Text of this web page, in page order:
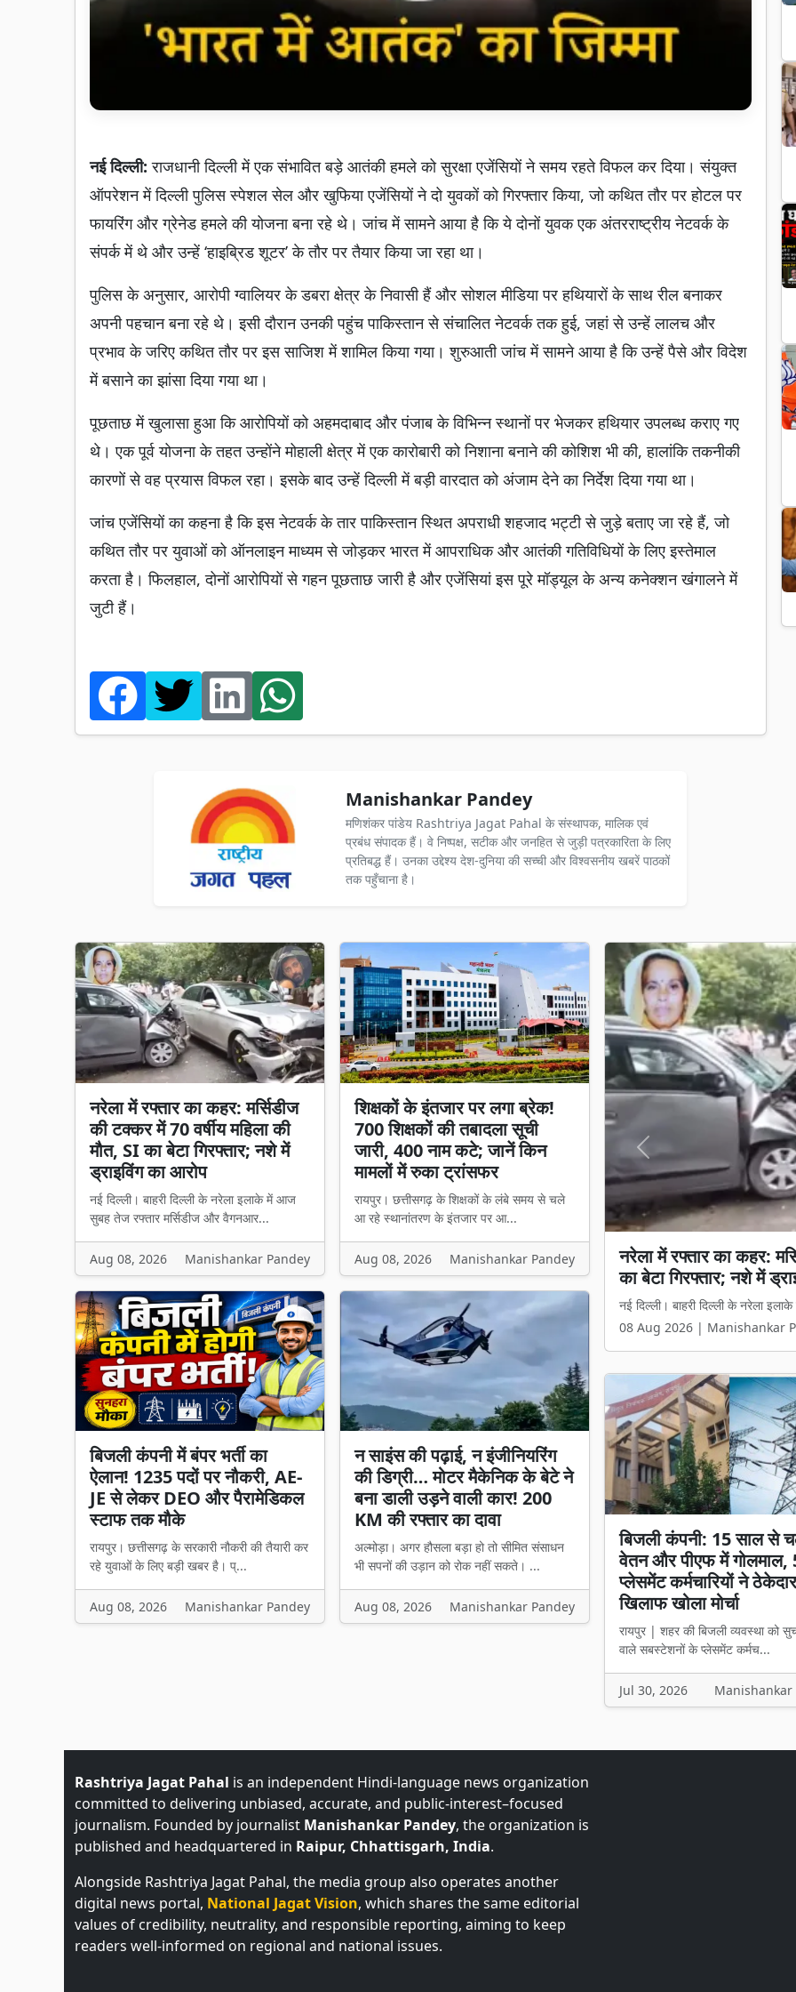
नई दिल्ली: राजधानी दिल्ली में एक संभावित बड़े आतंकी हमले को सुरक्षा एजेंसियों ने समय रहते विफल कर दिया। संयुक्त
ऑपरेशन में दिल्ली पुलिस स्पेशल सेल और खुफिया एजेंसियों ने दो युवकों को गिरफ्तार किया, जो कथित तौर पर होटल पर
फायरिंग और ग्रेनेड हमले की योजना बना रहे थे। जांच में सामने आया है कि ये दोनों युवक एक अंतरराष्ट्रीय नेटवर्क के
संपर्क में थे और उन्हें ‘हाइब्रिड शूटर’ के तौर पर तैयार किया जा रहा था।
पुलिस के अनुसार, आरोपी ग्वालियर के डबरा क्षेत्र के निवासी हैं और सोशल मीडिया पर हथियारों के साथ रील बनाकर
अपनी पहचान बना रहे थे। इसी दौरान उनकी पहुंच पाकिस्तान से संचालित नेटवर्क तक हुई, जहां से उन्हें लालच और
प्रभाव के जरिए कथित तौर पर इस साजिश में शामिल किया गया। शुरुआती जांच में सामने आया है कि उन्हें पैसे और विदेश
में बसाने का झांसा दिया गया था।
पूछताछ में खुलासा हुआ कि आरोपियों को अहमदाबाद और पंजाब के विभिन्न स्थानों पर भेजकर हथियार उपलब्ध कराए गए
थे। एक पूर्व योजना के तहत उन्होंने मोहाली क्षेत्र में एक कारोबारी को निशाना बनाने की कोशिश भी की, हालांकि तकनीकी
कारणों से वह प्रयास विफल रहा। इसके बाद उन्हें दिल्ली में बड़ी वारदात को अंजाम देने का निर्देश दिया गया था।
जांच एजेंसियों का कहना है कि इस नेटवर्क के तार पाकिस्तान स्थित अपराधी शहजाद भट्टी से जुड़े बताए जा रहे हैं, जो
कथित तौर पर युवाओं को ऑनलाइन माध्यम से जोड़कर भारत में आपराधिक और आतंकी गतिविधियों के लिए इस्तेमाल
करता है। फिलहाल, दोनों आरोपियों से गहन पूछताछ जारी है और एजेंसियां इस पूरे मॉड्यूल के अन्य कनेक्शन खंगालने में
जुटी हैं।
Manishankar Pandey
मणिशंकर पांडेय Rashtriya Jagat Pahal के संस्थापक, मालिक एवं
प्रबंध संपादक हैं। वे निष्पक्ष, सटीक और जनहित से जुड़ी पत्रकारिता के लिए
प्रतिबद्ध हैं। उनका उद्देश्य देश-दुनिया की सच्ची और विश्वसनीय खबरें पाठकों
तक पहुँचाना है।
नरेला में रफ्तार का कहर: मर्सिडीज
की टक्कर में 70 वर्षीय महिला की
मौत, SI का बेटा गिरफ्तार; नशे में
ड्राइविंग का आरोप
नई दिल्ली। बाहरी दिल्ली के नरेला इलाके में आज
सुबह तेज रफ्तार मर्सिडीज और वैगनआर...
Aug 08, 2026 Manishankar Pandey
शिक्षकों के इंतजार पर लगा ब्रेक!
700 शिक्षकों की तबादला सूची
जारी, 400 नाम कटे; जानें किन
मामलों में रुका ट्रांसफर
रायपुर। छत्तीसगढ़ के शिक्षकों के लंबे समय से चले
आ रहे स्थानांतरण के इंतजार पर आ...
Aug 08, 2026 Manishankar Pandey
बिजली कंपनी में बंपर भर्ती का
ऐलान! 1235 पदों पर नौकरी, AE-
JE से लेकर DEO और पैरामेडिकल
स्टाफ तक मौके
रायपुर। छत्तीसगढ़ के सरकारी नौकरी की तैयारी कर
रहे युवाओं के लिए बड़ी खबर है। प्...
Aug 08, 2026 Manishankar Pandey
न साइंस की पढ़ाई, न इंजीनियरिंग
की डिग्री… मोटर मैकेनिक के बेटे ने
बना डाली उड़ने वाली कार! 200
KM की रफ्तार का दावा
अल्मोड़ा। अगर हौसला बड़ा हो तो सीमित संसाधन
भी सपनों की उड़ान को रोक नहीं सकते। ...
Aug 08, 2026 Manishankar Pandey
नरेला में रफ्तार का कहर:
का बेटा गिरफ्तार; नशे में
नई दिल्ली। बाहरी दिल्ली के नरेला
08 Aug 2026 | Manishankar
शिक्षकों के इंतजार पर लगा
नाम कटे; जानें किन मामलों
रायपुर। छत्तीसगढ़ के शिक्षकों के लंबे
08 Aug 2026 | Manishankar
Previous
बिजली कंपनी: 15 साल से
वेतन और पीएफ में गोलमाल,
प्लेसमेंट कर्मचारियों ने
खिलाफ खोला मोर्चा
रायपुर | शहर की बिजली व्यवस्था को
वाले सबस्टेशनों के प्लेसमेंट कर्मच...
Jul 30, 2026 Manishankar
Rashtriya Jagat Pahal is an independent Hindi-language news organization
committed to delivering unbiased, accurate, and public-interest–focused
journalism. Founded by journalist Manishankar Pandey, the organization is
published and headquartered in Raipur, Chhattisgarh, India.
Alongside Rashtriya Jagat Pahal, the media group also operates another
digital news portal, National Jagat Vision, which shares the same editorial
values of credibility, neutrality, and responsible reporting, aiming to keep
readers well-informed on regional and national issues.